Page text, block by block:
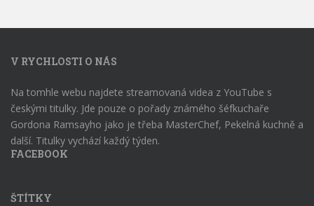
V RYCHLOSTI O NÁS
Na tomhle webu najdete streamovaná videa z YouTube s
českými titulky. Jde pouze o pořady známého šéfkuchaře
Gordona Ramsayho jako je třeba MasterChef, Pekelná kuchně a
další. Titulky vychází každý týden.
FACEBOOK
ŠTÍTKY